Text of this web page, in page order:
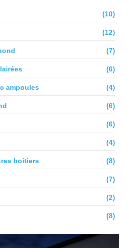
(10)
(12)
(7)
(6)
ampoules (4)
(6)
(6)
(4)
boitiers (8)
(7)
(2)
(8)